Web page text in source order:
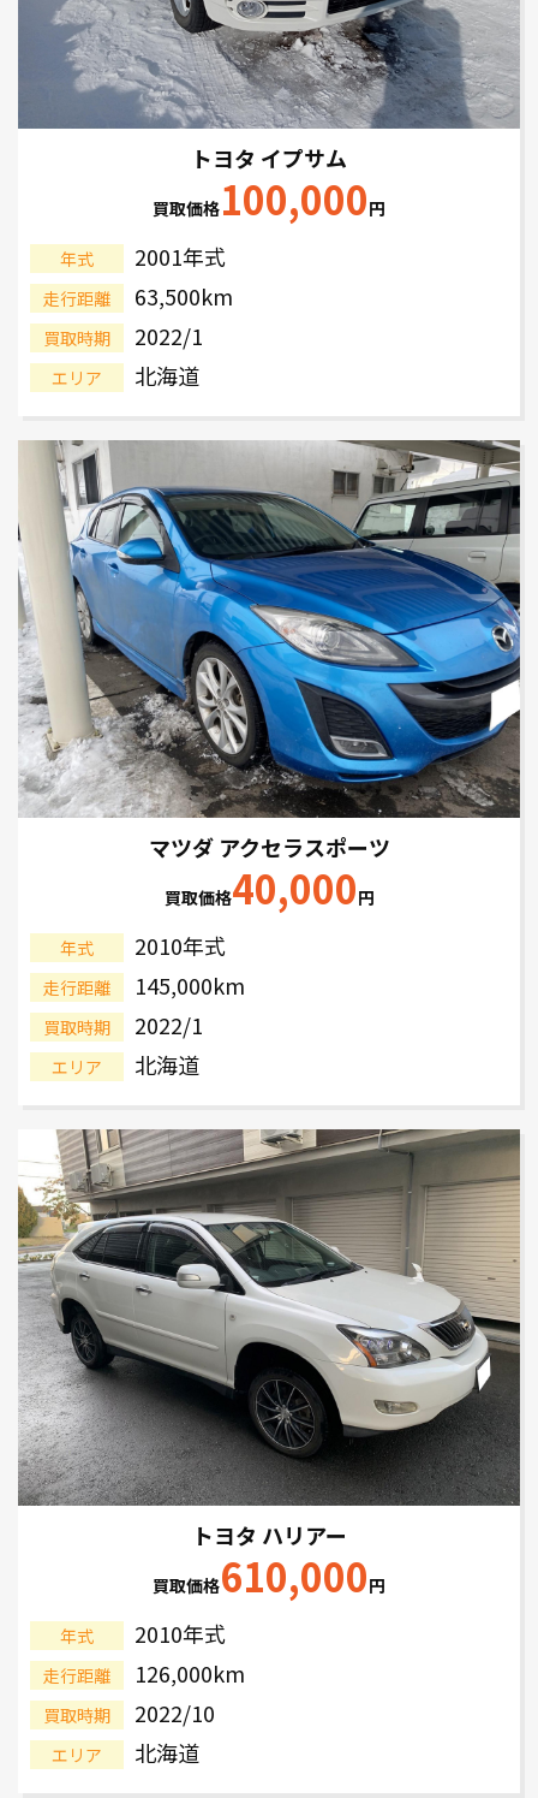
トヨタ イプサム
買取価格100,000円
年式 2001年式
走行距離 63,500km
買取時期 2022/1
エリア 北海道
マツダ アクセラスポーツ
買取価格40,000円
年式 2010年式
走行距離 145,000km
買取時期 2022/1
エリア 北海道
トヨタ ハリアー
買取価格610,000円
年式 2010年式
走行距離 126,000km
買取時期 2022/10
エリア 北海道